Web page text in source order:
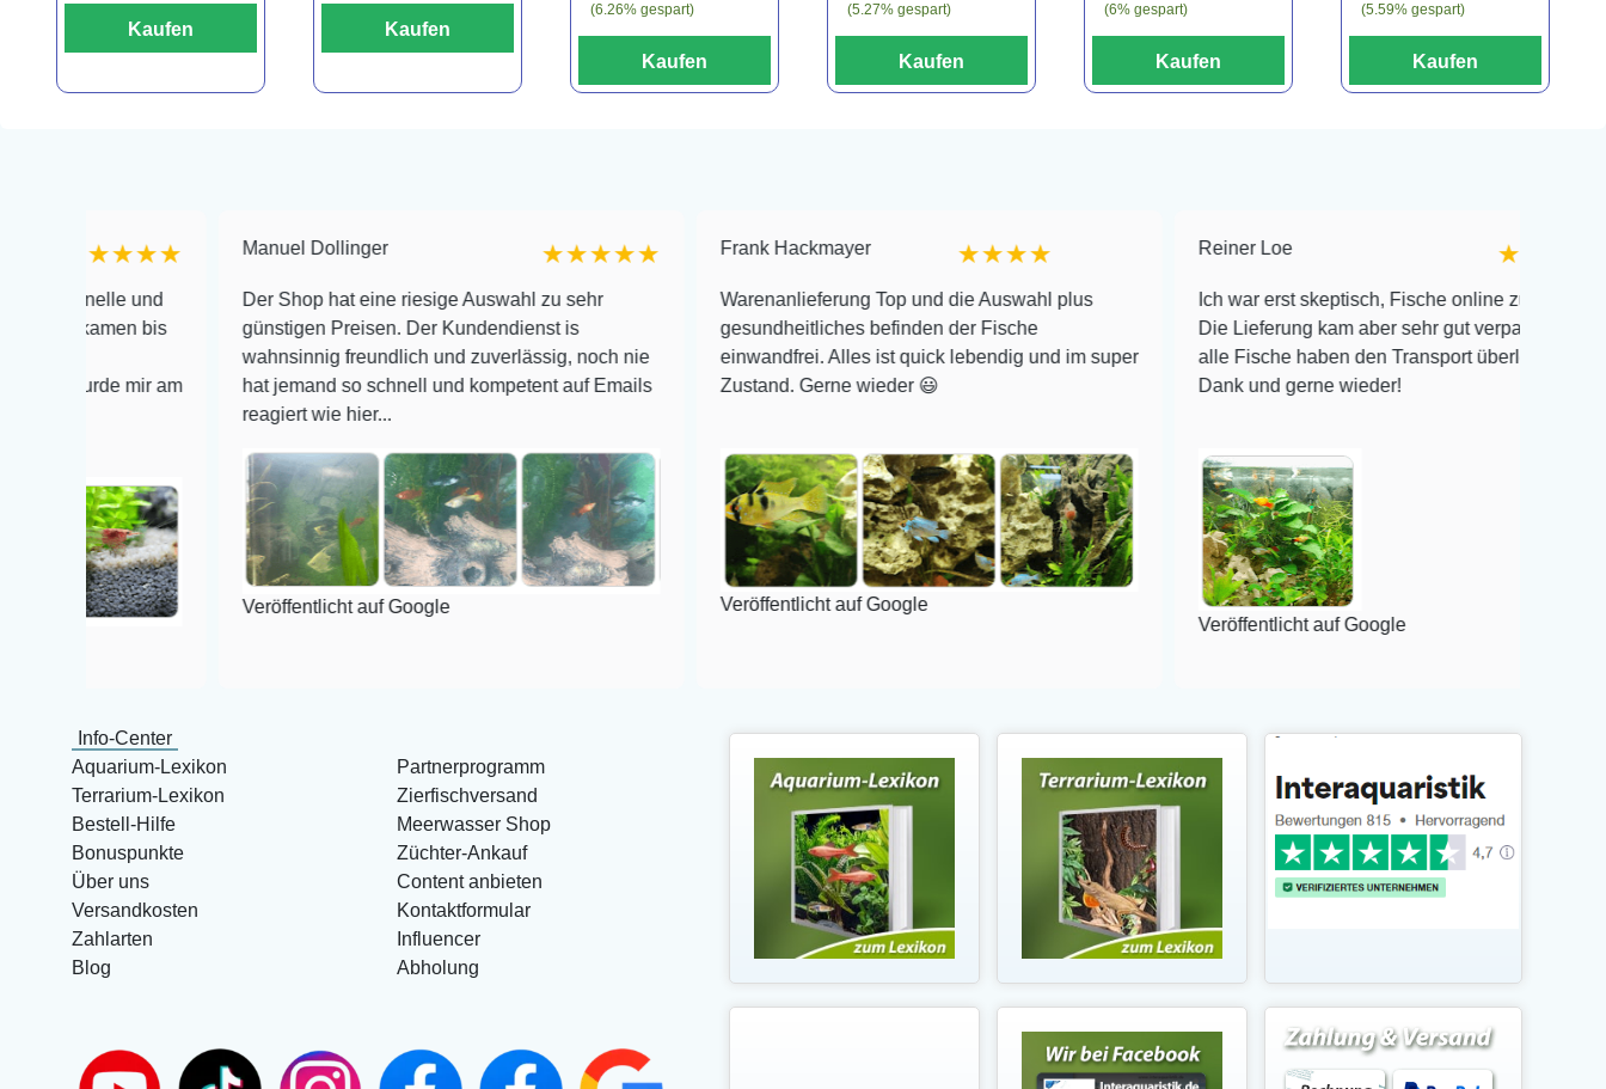
Kaufen Kaufen
(6.26% gespart)
Kaufen
(5.27% gespart)
Kaufen
(6% gespart)
Kaufen
(5.59% gespart)
Kaufen
und
kamen bis
mir am
Manuel Dollinger ★★★★★
Der Shop hat eine riesige Auswahl zu sehr
günstigen Preisen. Der Kundendienst is
wahnsinnig freundlich und zuverlässig, noch nie
hat jemand so schnell und kompetent auf Emails
reagiert wie hier...
Veröffentlicht auf Google
Frank Hackmayer ★★★★
Warenanlieferung Top und die Auswahl plus
gesundheitliches befinden der Fische
einwandfrei. Alles ist quick lebendig und im super
Zustand. Gerne wieder 😃
Veröffentlicht auf Google
Reiner Loe ★★★★★
Ich war erst skeptisch, Fische online zu bestellen!
Die Lieferung kam aber sehr gut verpackt an und
alle Fische haben den Transport überlebt! Vielen
Dank und gerne wieder!
Veröffentlicht auf Google
Info-Center
Aquarium-Lexikon
Terrarium-Lexikon
Bestell-Hilfe
Bonuspunkte
Über uns
Versandkosten
Zahlarten
Blog
Partnerprogramm
Zierfischversand
Meerwasser Shop
Züchter-Ankauf
Content anbieten
Kontaktformular
Influencer
Abholung